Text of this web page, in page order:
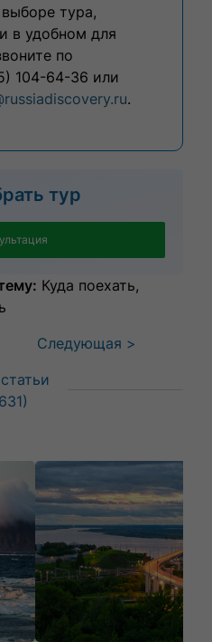
тура,
в удобном для
по
104-64-36 или
.
тур
Куда поехать
Следующая >
631)